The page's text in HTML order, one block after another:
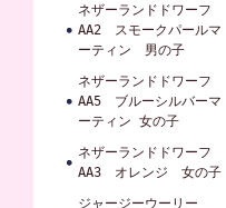
ネザーランドドワーフ
AA2 スモークパールマ
ーティン 男の子
ネザーランドドワーフ
AA5 ブルーシルバーマ
ーティン 女の子
ネザーランドドワーフ
AA3 オレンジ 女の子
ジャージーウーリー